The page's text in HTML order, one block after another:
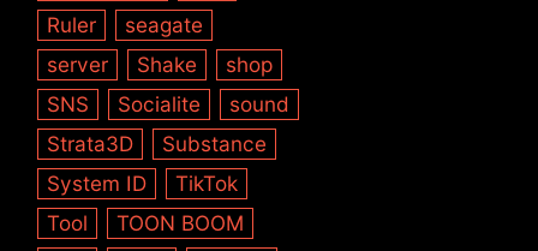
Ruler
seagate
server
Shake
shop
SNS
Socialite
sound
Strata3D
Substance
System ID
TikTok
Tool
TOON BOOM